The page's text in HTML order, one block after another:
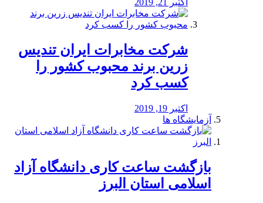
اکتبر 21, 2019
شرکت مخابرات ایران تندیس
زرین برند محبوب کشور را
کسب کرد
اکتبر 19, 2019
آزمایشگاه ها
بازگشت ساعت کاری دانشگاه آزاد
اسلامی استان البرز